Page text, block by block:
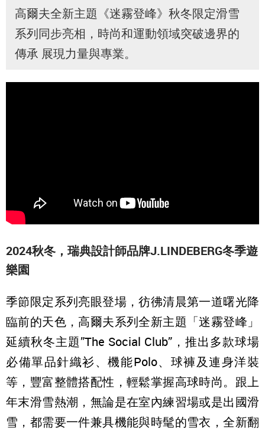
高爾夫全新主題《迷霧登峰》秋冬限定滑雪
系列同步亮相，時尚和運動領域突破邊界的
傳承 展現力量與專業。
2024秋冬，瑞典設計師品牌J.LINDEBERG冬季遊
樂園
季節限定系列亮眼登場，彷彿清晨第一道曙光降
臨前的天色，高爾夫系列全新主題「迷霧登峰」
延續秋冬主題”The Social Club”，推出多款球場
必備單品針織衫、機能Polo、球褲及連身洋裝
等，豐富整體搭配性，輕鬆掌握高球時尚。跟上
年末滑雪熱潮，無論是在室內練習場或是出國滑
雪，都需要一件兼具機能與時髦的雪衣，全新翻